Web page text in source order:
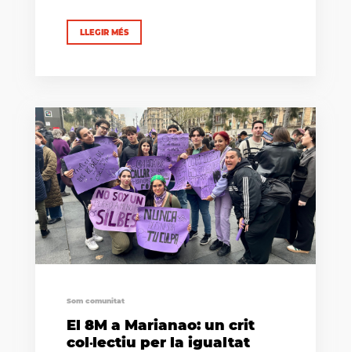
LLEGIR MÉS
Som comunitat
El 8M a Marianao: un crit
col·lectiu per la igualtat